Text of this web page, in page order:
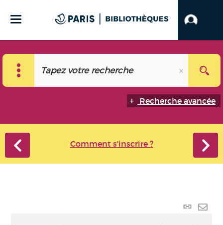
Recherche avancée
Comment s'inscrire ?
Lien